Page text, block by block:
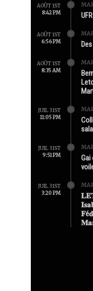
AOÛT 1ST
8:42 PM
AOÛT 1ST
6:56 PM
AOÛT 1ST
8:35 AM
JUIL 31ST
11:05 PM
JUIL 31ST
9:51 PM
Gai
JUIL 31ST
3:20 PM